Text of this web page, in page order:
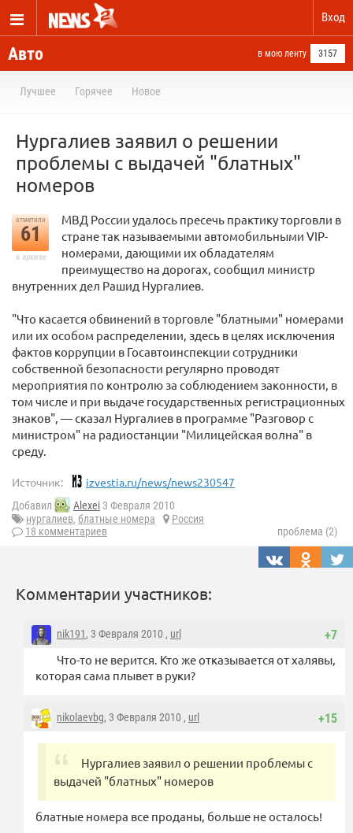
Вход
Авто в мою ленту 3157
Лучшее Горячее Новое
Нургалиев заявил о решении
проблемы с выдачей "блатных"
номеров
отметили
61
в архиве
МВД России удалось пресечь практику торговли в
стране так называемыми автомобильными VIP-
номерами, дающими их обладателям
преимущество на дорогах, сообщил министр
внутренних дел Рашид Нургалиев.
"Что касается обвинений в торговле "блатными" номерами
или их особом распределении, здесь в целях исключения
фактов коррупции в Госавтоинспекции сотрудники
собственной безопасности регулярно проводят
мероприятия по контролю за соблюдением законности, в
том числе и при выдаче государственных регистрационных
знаков", — сказал Нургалиев в программе "Разговор с
министром" на радиостанции "Милицейская волна" в
среду.
Источник: izvestia.ru/news/news230547
Добавил Alexei 3 Февраля 2010
нургалиев, блатные номера
Россия
18 комментариев
проблема (2)
Комментарии участников:
+7
nik191, 3 Февраля 2010 , url
Что-то не верится. Кто же отказывается от халявы,
которая сама плывет в руки?
+15
nikolaevbg, 3 Февраля 2010 , url
Нургалиев заявил о решении проблемы с
выдачей "блатных" номеров
блатные номера все проданы, больше не осталось!